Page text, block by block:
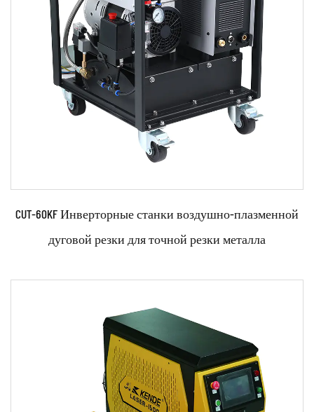
Технические характеристики: ●Используйте передовые
технологии, такие как инвертор IGBT, импуль...
ЧИТАТЬ ДАЛЕЕ
Параметры:
Технические характеристики: ●Используйте передовые
CUT-60KF Инверторные станки воздушно-плазменной
дуговой резки для точной резки металла